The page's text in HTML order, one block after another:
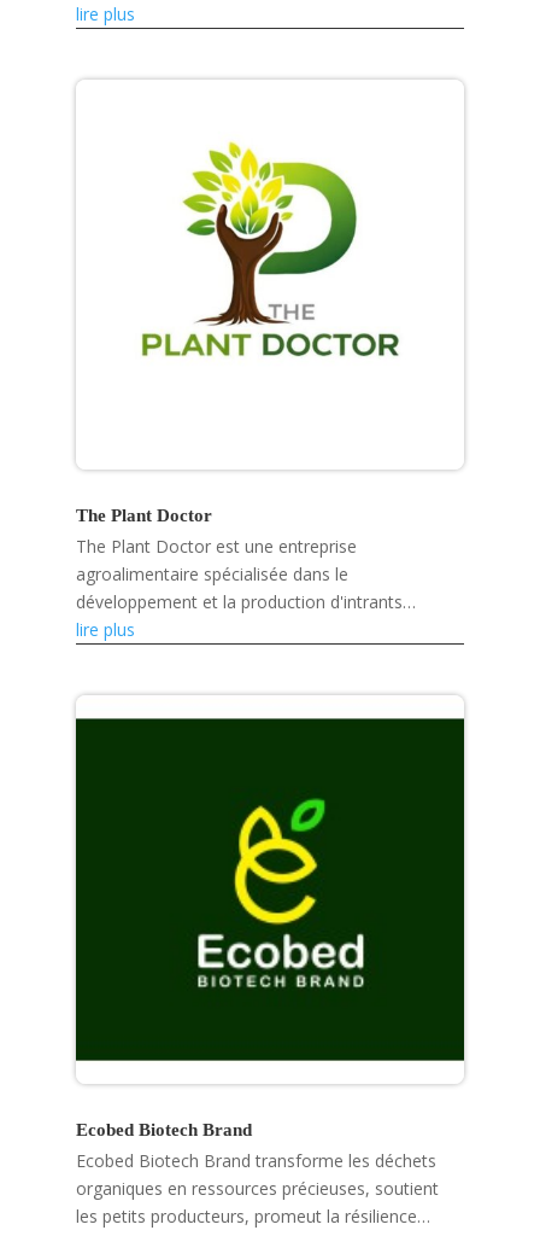
fruits séchés, tout en renforçant les capacités
lire plus
The Plant Doctor
The Plant Doctor est une entreprise
agroalimentaire spécialisée dans le
développement et la production d'intrants
agricoles biologiques et de solutions
lire plus
Ecobed Biotech Brand
Ecobed Biotech Brand transforme les déchets
organiques en ressources précieuses, soutient
les petits producteurs, promeut la résilience